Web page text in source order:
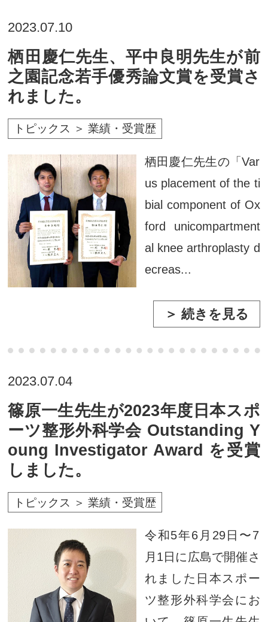
2023.07.10
栖田慶仁先生、平中良明先生が前
之園記念若手優秀論文賞を受賞さ
れました。
トピックス ＞ 業績・受賞歴
栖田慶仁先生の「Var
us placement of the ti
bial component of Ox
ford unicompartment
al knee arthroplasty d
ecreas...
＞ 続きを見る
2023.07.04
篠原一生先生が2023年度日本スポ
ーツ整形外科学会 Outstanding Y
oung Investigator Award を受賞
しました。
トピックス ＞ 業績・受賞歴
令和5年6月29日〜7
月1日に広島で開催さ
れました日本スポー
ツ整形外科学会にお